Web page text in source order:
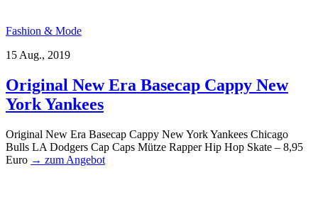
Fashion & Mode
15 Aug., 2019
Original New Era Basecap Cappy New
York Yankees
Original New Era Basecap Cappy New York Yankees Chicago
Bulls LA Dodgers Cap Caps Mütze Rapper Hip Hop Skate – 8,95
Euro → zum Angebot